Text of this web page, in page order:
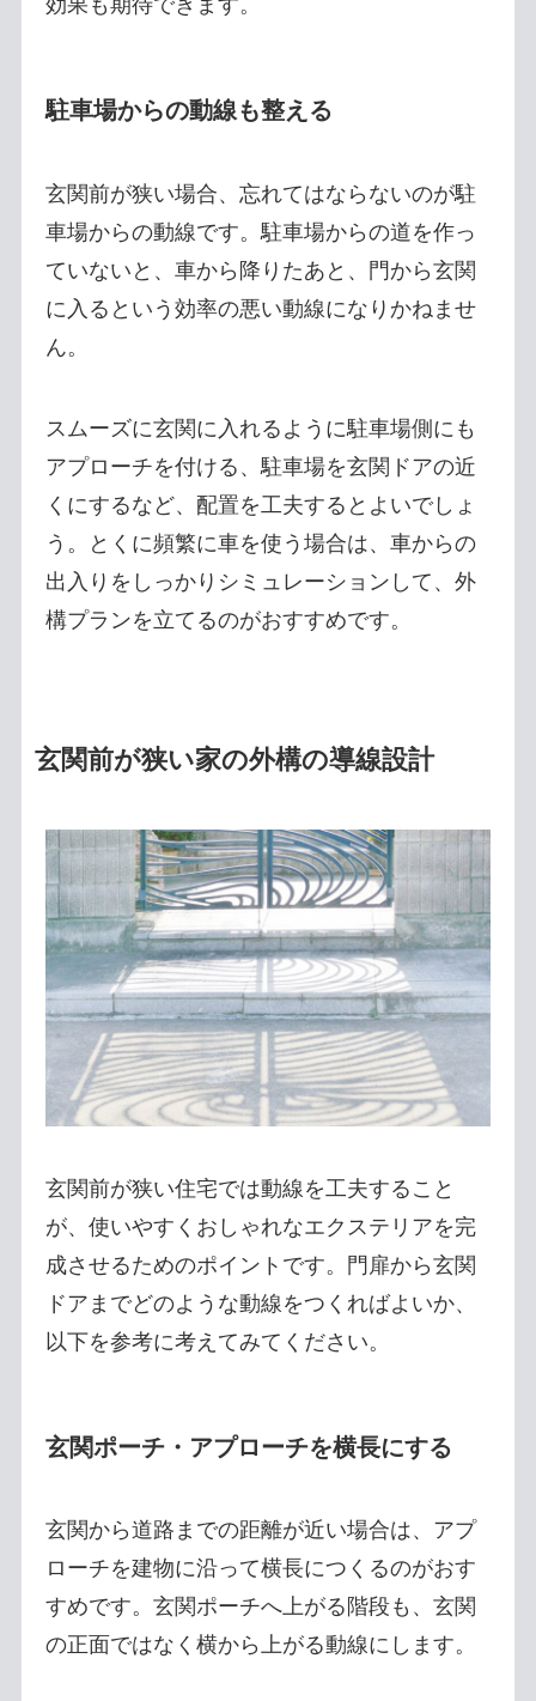
効果も期待できます。
駐車場からの動線も整える
玄関前が狭い場合、忘れてはならないのが駐
車場からの動線です。駐車場からの道を作っ
ていないと、車から降りたあと、門から玄関
に入るという効率の悪い動線になりかねませ
ん。
スムーズに玄関に入れるように駐車場側にも
アプローチを付ける、駐車場を玄関ドアの近
くにするなど、配置を工夫するとよいでしょ
う。とくに頻繁に車を使う場合は、車からの
出入りをしっかりシミュレーションして、外
構プランを立てるのがおすすめです。
玄関前が狭い家の外構の導線設計
玄関前が狭い住宅では動線を工夫すること
が、使いやすくおしゃれなエクステリアを完
成させるためのポイントです。門扉から玄関
ドアまでどのような動線をつくればよいか、
以下を参考に考えてみてください。
玄関ポーチ・アプローチを横長にする
玄関から道路までの距離が近い場合は、アプ
ローチを建物に沿って横長につくるのがおす
すめです。玄関ポーチへ上がる階段も、玄関
の正面ではなく横から上がる動線にします。